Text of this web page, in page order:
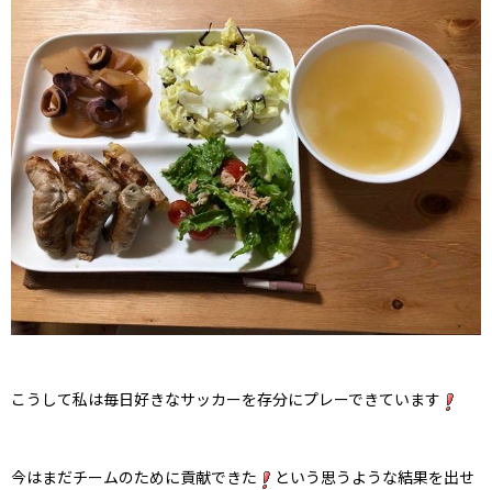
こうして私は毎日好きなサッカーを存分にプレーできています
今はまだチームのために貢献できた
という思うような結果を出せ